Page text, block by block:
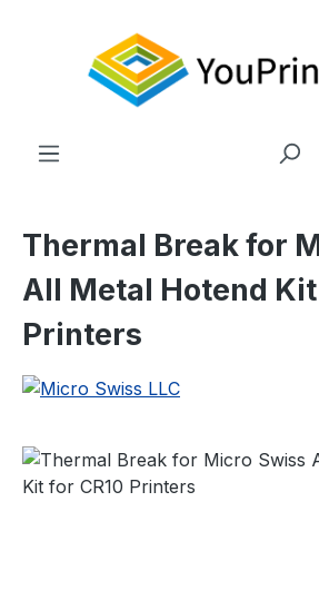
Thermal Break for
All Metal Hotend Kit
Printers